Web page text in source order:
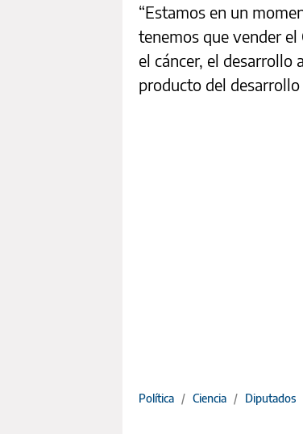
“Estamos en un
tenemos que vender el
el cáncer, el desarrollo
producto del
Política / Ciencia / Diputados